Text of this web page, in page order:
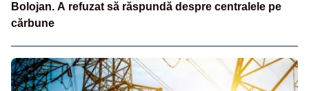
Bolojan. A refuzat să răspundă despre centralele pe
cărbune